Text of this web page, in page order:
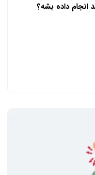
انجام داده بشه؟